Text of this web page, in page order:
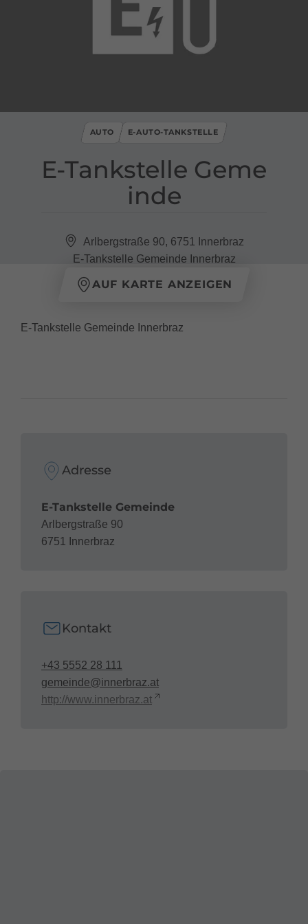
E​-​Tankstelle Geme
inde
AUTO E-AUTO-TANKSTELLE
Arlbergstraße 90, 6751 Innerbraz
E-Tankstelle Gemeinde Innerbraz
AUF KARTE ANZEIGEN
E-Tankstelle Gemeinde Innerbraz
Adresse
E-Tankstelle Gemeinde
Arlbergstraße 90
6751 Innerbraz
Kontakt
+43 5552 28 111
gemeinde@innerbraz.at
http://www.innerbraz.at